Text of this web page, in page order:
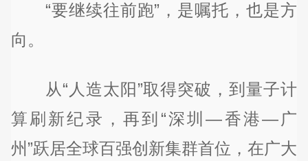
“要继续往前跑”，是嘱托，也是方
向。
从“人造太阳”取得突破，到量子计
算刷新纪录，再到“深圳—香港—广
州”跃居全球百强创新集群首位，在广大